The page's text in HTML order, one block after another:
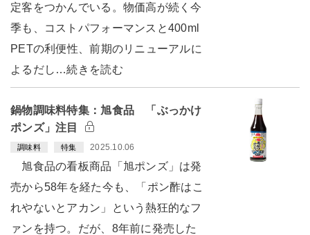
定客をつかんでいる。物価高が続く今
季も、コストパフォーマンスと400ml
PETの利便性、前期のリニューアルに
よるだし…続きを読む
鍋物調味料特集：旭食品 「ぶっかけ
ポンズ」注目
調味料 特集 2025.10.06
旭食品の看板商品「旭ポンズ」は発
売から58年を経た今も、「ポン酢はこ
れやないとアカン」という熱狂的なフ
ァンを持つ。だが、8年前に発売した